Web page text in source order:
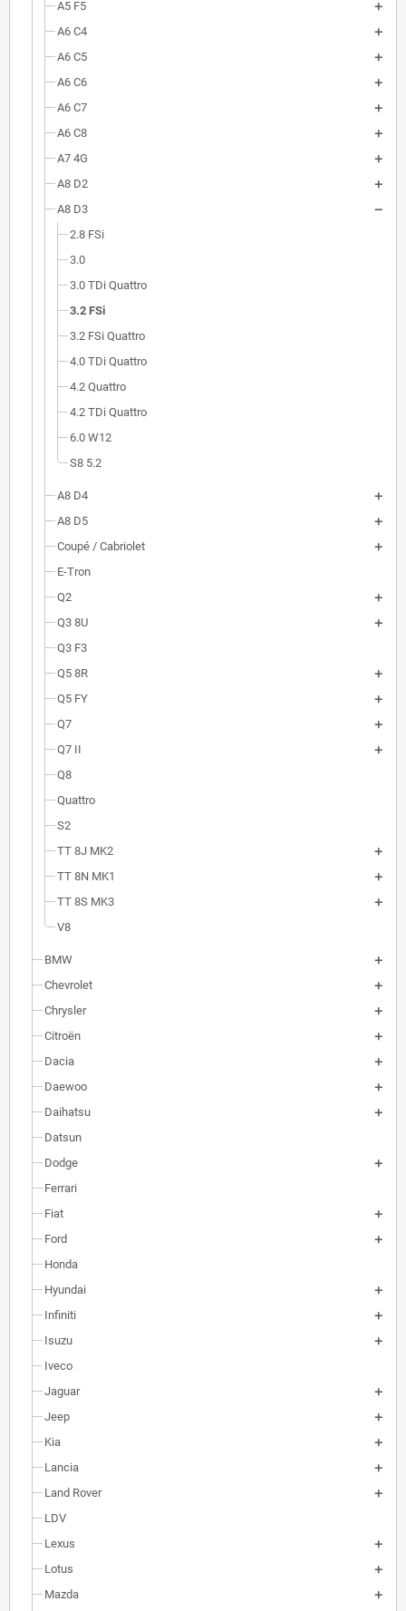
A5 F5
A6 C4
A6 C5
A6 C6
A6 C7
A6 C8
A7 4G
A8 D2
A8 D3
2.8 FSi
3.0
3.0 TDi Quattro
3.2 FSi
3.2 FSi Quattro
4.0 TDi Quattro
4.2 Quattro
4.2 TDi Quattro
6.0 W12
S8 5.2
A8 D4
A8 D5
Coupé / Cabriolet
E-Tron
Q2
Q3 8U
Q3 F3
Q5 8R
Q5 FY
Q7
Q7 II
Q8
Quattro
S2
TT 8J MK2
TT 8N MK1
TT 8S MK3
V8
BMW
Chevrolet
Chrysler
Citroën
Dacia
Daewoo
Daihatsu
Datsun
Dodge
Ferrari
Fiat
Ford
Honda
Hyundai
Infiniti
Isuzu
Iveco
Jaguar
Jeep
Kia
Lancia
Land Rover
LDV
Lexus
Lotus
Mazda